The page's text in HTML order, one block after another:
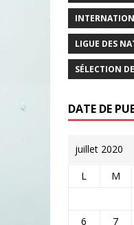
LIGUE DES
SÉLECTION
DATE DE
juillet 2020
L M
6
7